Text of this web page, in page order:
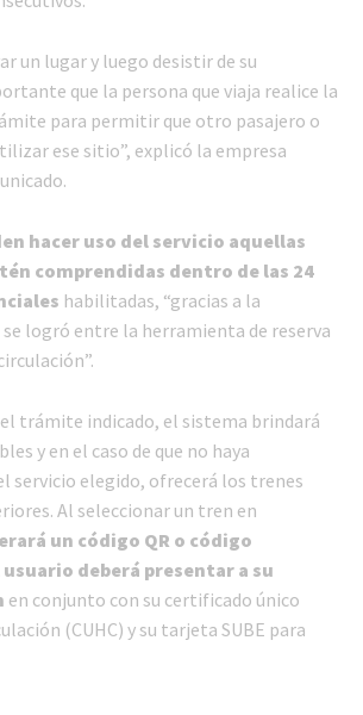
un lugar y luego desistir de su
que la persona que viaja realice la
para permitir que otro pasajero o
ese sitio”, explicó la empresa
hacer uso del servicio aquellas
comprendidas dentro de las 24
habilitadas, “gracias a la
logró entre la herramienta de reserva
trámite indicado, el sistema brindará
y en el caso de que no haya
servicio elegido, ofrecerá los trenes
Al seleccionar un tren en
un código QR o código
deberá presentar a su
en conjunto con su certificado único
(CUHC) y su tarjeta SUBE para